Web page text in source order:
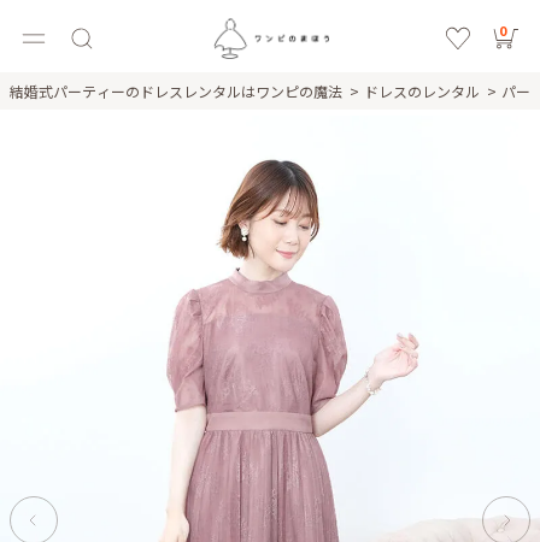
0
結婚式パーティーのドレスレンタルはワンピの魔法 ドレスのレンタル パー